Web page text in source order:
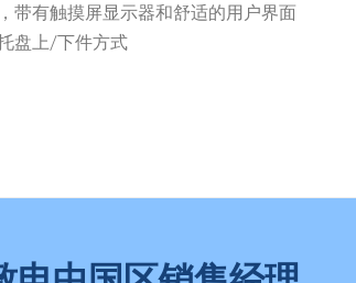
带有触摸屏显示器和舒适的用户界面
盘上/下件方式